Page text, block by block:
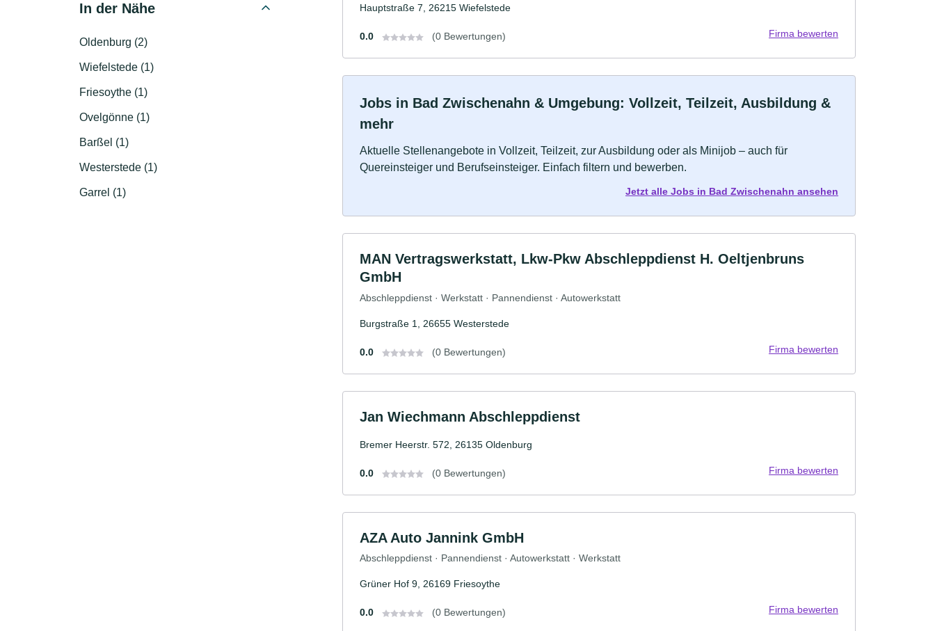
In der Nähe
Oldenburg (2)
Wiefelstede (1)
Friesoythe (1)
Ovelgönne (1)
Barßel (1)
Westerstede (1)
Garrel (1)
Hauptstraße 7, 26215 Wiefelstede
0.0 (0 Bewertungen) Firma bewerten
Jobs in Bad Zwischenahn & Umgebung: Vollzeit, Teilzeit, Ausbildung &
mehr
Aktuelle Stellenangebote in Vollzeit, Teilzeit, zur Ausbildung oder als Minijob – auch für
Quereinsteiger und Berufseinsteiger. Einfach filtern und bewerben.
Jetzt alle Jobs in Bad Zwischenahn ansehen
MAN Vertragswerkstatt, Lkw-Pkw Abschleppdienst H. Oeltjenbruns
GmbH
Abschleppdienst · Werkstatt · Pannendienst · Autowerkstatt
Burgstraße 1, 26655 Westerstede
0.0 (0 Bewertungen) Firma bewerten
Jan Wiechmann Abschleppdienst
Bremer Heerstr. 572, 26135 Oldenburg
0.0 (0 Bewertungen) Firma bewerten
AZA Auto Jannink GmbH
Abschleppdienst · Pannendienst · Autowerkstatt · Werkstatt
Grüner Hof 9, 26169 Friesoythe
0.0 (0 Bewertungen) Firma bewerten